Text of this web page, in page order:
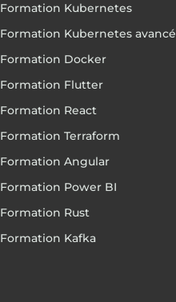
Formation Kubernetes
Formation Kubernetes avancé
Formation Docker
Formation Flutter
Formation React
Formation Terraform
Formation Angular
Formation Power BI
Formation Rust
Formation Kafka